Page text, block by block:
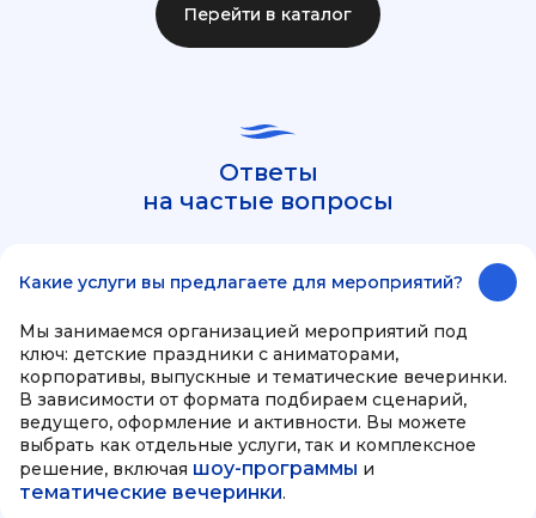
Перейти в каталог
Ответы
на частые вопросы
Какие услуги вы предлагаете для мероприятий?
Мы занимаемся организацией мероприятий под
ключ: детские праздники с аниматорами,
корпоративы, выпускные и тематические вечеринки.
В зависимости от формата подбираем сценарий,
ведущего, оформление и активности. Вы можете
выбрать как отдельные услуги, так и комплексное
решение, включая шоу-программы и
тематические вечеринки.